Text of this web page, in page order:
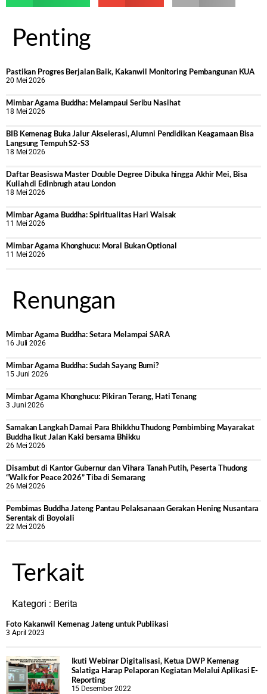
Penting
Pastikan Progres Berjalan Baik, Kakanwil Monitoring Pembangunan KUA
20 Mei 2026
Mimbar Agama Buddha: Melampaui Seribu Nasihat
18 Mei 2026
BIB Kemenag Buka Jalur Akselerasi, Alumni Pendidikan Keagamaan Bisa
Langsung Tempuh S2-S3
18 Mei 2026
Daftar Beasiswa Master Double Degree Dibuka hingga Akhir Mei, Bisa
Kuliah di Edinbrugh atau London
18 Mei 2026
Mimbar Agama Buddha: Spiritualitas Hari Waisak
11 Mei 2026
Mimbar Agama Khonghucu: Moral Bukan Optional
11 Mei 2026
Renungan
Mimbar Agama Buddha: Setara Melampai SARA
16 Juli 2026
Mimbar Agama Buddha: Sudah Sayang Bumi?
15 Juni 2026
Mimbar Agama Khonghucu: Pikiran Terang, Hati Tenang
3 Juni 2026
Samakan Langkah Damai Para Bhikkhu Thudong Pembimbing Mayarakat
Buddha Ikut Jalan Kaki bersama Bhikku
26 Mei 2026
Disambut di Kantor Gubernur dan Vihara Tanah Putih, Peserta Thudong
“Walk for Peace 2026” Tiba di Semarang
26 Mei 2026
‎Pembimas Buddha Jateng Pantau Pelaksanaan Gerakan Hening Nusantara
Serentak di Boyolali
22 Mei 2026
Terkait
Kategori : Berita
Foto Kakanwil Kemenag Jateng untuk Publikasi
3 April 2023
Ikuti Webinar Digitalisasi, Ketua DWP Kemenag
Salatiga Harap Pelaporan Kegiatan Melalui Aplikasi E-
Reporting
15 Desember 2022